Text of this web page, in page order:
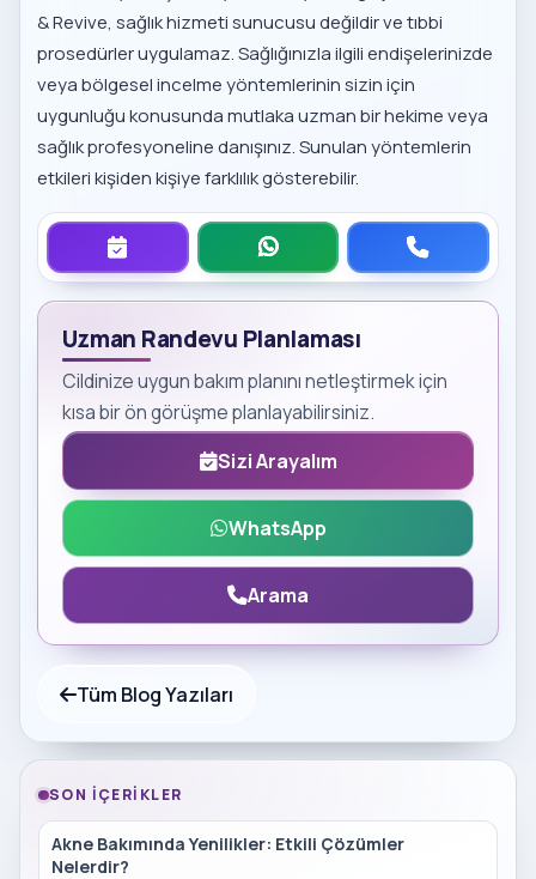
& Revive, sağlık hizmeti sunucusu değildir ve tıbbi
prosedürler uygulamaz. Sağlığınızla ilgili endişelerinizde
veya bölgesel incelme yöntemlerinin sizin için
uygunluğu konusunda mutlaka uzman bir hekime veya
sağlık profesyoneline danışınız. Sunulan yöntemlerin
etkileri kişiden kişiye farklılık gösterebilir.
Uzman Randevu Planlaması
Cildinize uygun bakım planını netleştirmek için
kısa bir ön görüşme planlayabilirsiniz.
Sizi Arayalım
WhatsApp
Arama
Tüm Blog Yazıları
SON İÇERIKLER
Akne Bakımında Yenilikler: Etkili Çözümler
Nelerdir?